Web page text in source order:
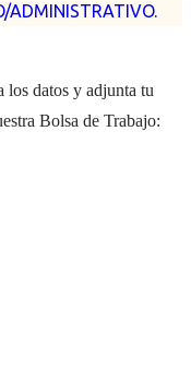
ADMINISTRATIVO.
los datos y adjunta tu
Bolsa de Trabajo: